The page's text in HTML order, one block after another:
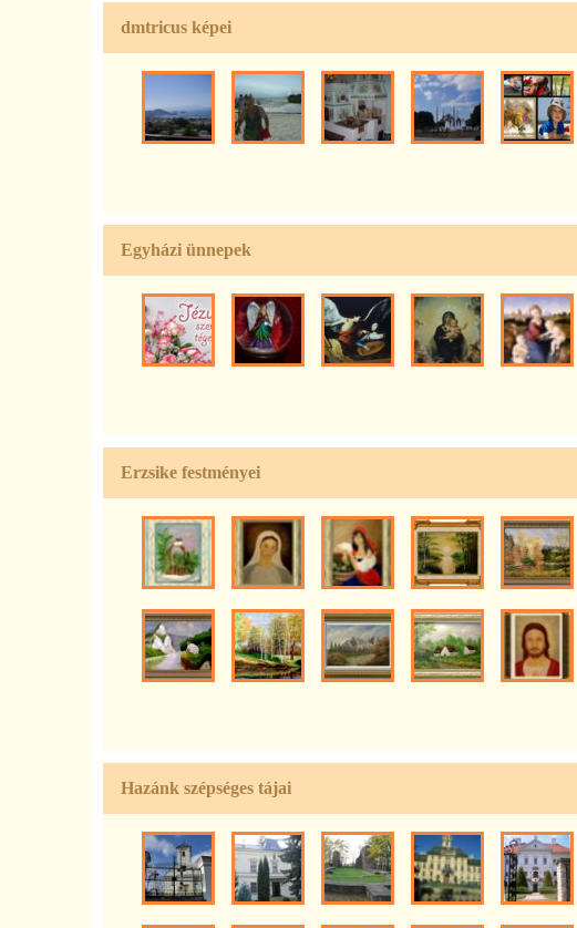
dmtricus képei
Egyházi ünnepek
Erzsike festményei
Hazánk szépséges tájai